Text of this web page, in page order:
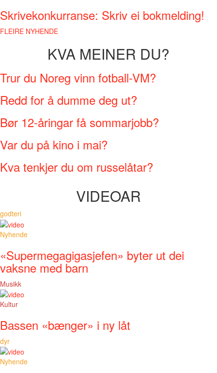
Skrivekonkurranse: Skriv ei bokmelding!
FLEIRE NYHENDE
KVA MEINER DU?
Trur du Noreg vinn fotball-VM?
Redd for å dumme deg ut?
Bør 12-åringar få sommarjobb?
Var du på kino i mai?
Kva tenkjer du om russelåtar?
VIDEOAR
godteri
Nyhende
«Supermegagigasjefen» byter ut dei
vaksne med barn
Musikk
Kultur
Bassen «bænger» i ny låt
dyr
Nyhende